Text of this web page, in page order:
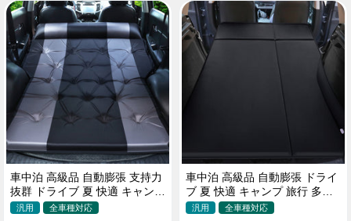
車中泊 高級品 自動膨張 支持力
抜群 ドライブ 夏 快適 キャンプ
旅行 省スペース エアーベッド
汎用 全車種対応
車中泊 高級品 自動膨張 ドライ
ブ 夏 快適 キャンプ 旅行 多用
取付簡単 収納便利 エアーベッ
汎用 全車種対応